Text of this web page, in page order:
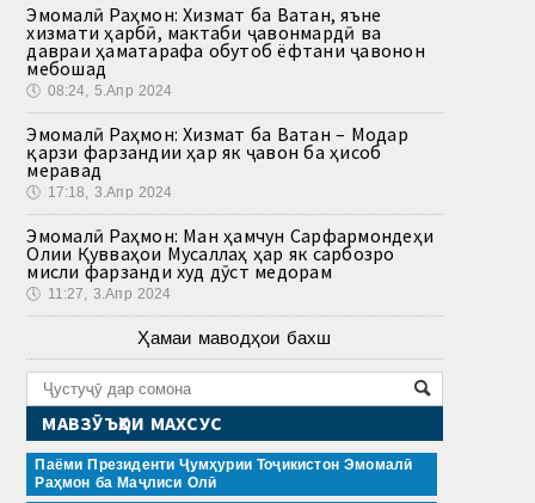
Эмомалӣ Раҳмон: Хизмат ба Ватан, яъне
хизмати ҳарбӣ, мактаби ҷавонмардӣ ва
давраи ҳаматарафа обутоб ёфтани ҷавонон
мебошад
🕔 08:24, 5.Апр 2024
Эмомалӣ Раҳмон: Хизмат ба Ватан – Модар
қарзи фарзандии ҳар як ҷавон ба ҳисоб
меравад
🕔 17:18, 3.Апр 2024
Эмомалӣ Раҳмон: Ман ҳамчун Сарфармондеҳи
Олии Қувваҳои Мусаллаҳ ҳар як сарбозро
мисли фарзанди худ дӯст медорам
🕔 11:27, 3.Апр 2024
Ҳамаи маводҳои бахш
МАВЗӮЪҲОИ МАХСУС
Паёми Президенти Ҷумҳурии Тоҷикистон Эмомалӣ
Раҳмон ба Маҷлиси Олӣ